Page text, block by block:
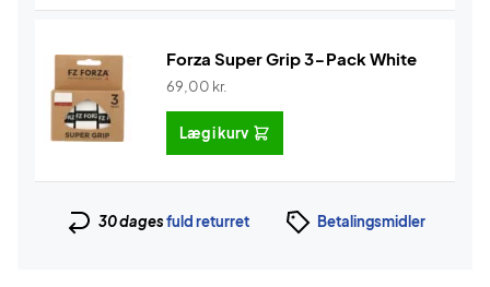
Forza Super Grip 3-Pack White
69,00 kr.
Læg i kurv
30 dagesfuld returret Betalingsmidler